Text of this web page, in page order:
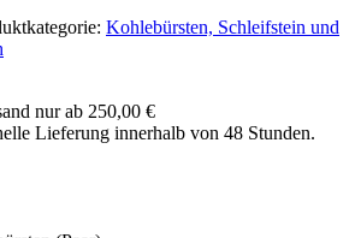
Kohlebürsten, Schleifstein und
nur ab 250,00 €
Lieferung innerhalb von 48 Stunden.